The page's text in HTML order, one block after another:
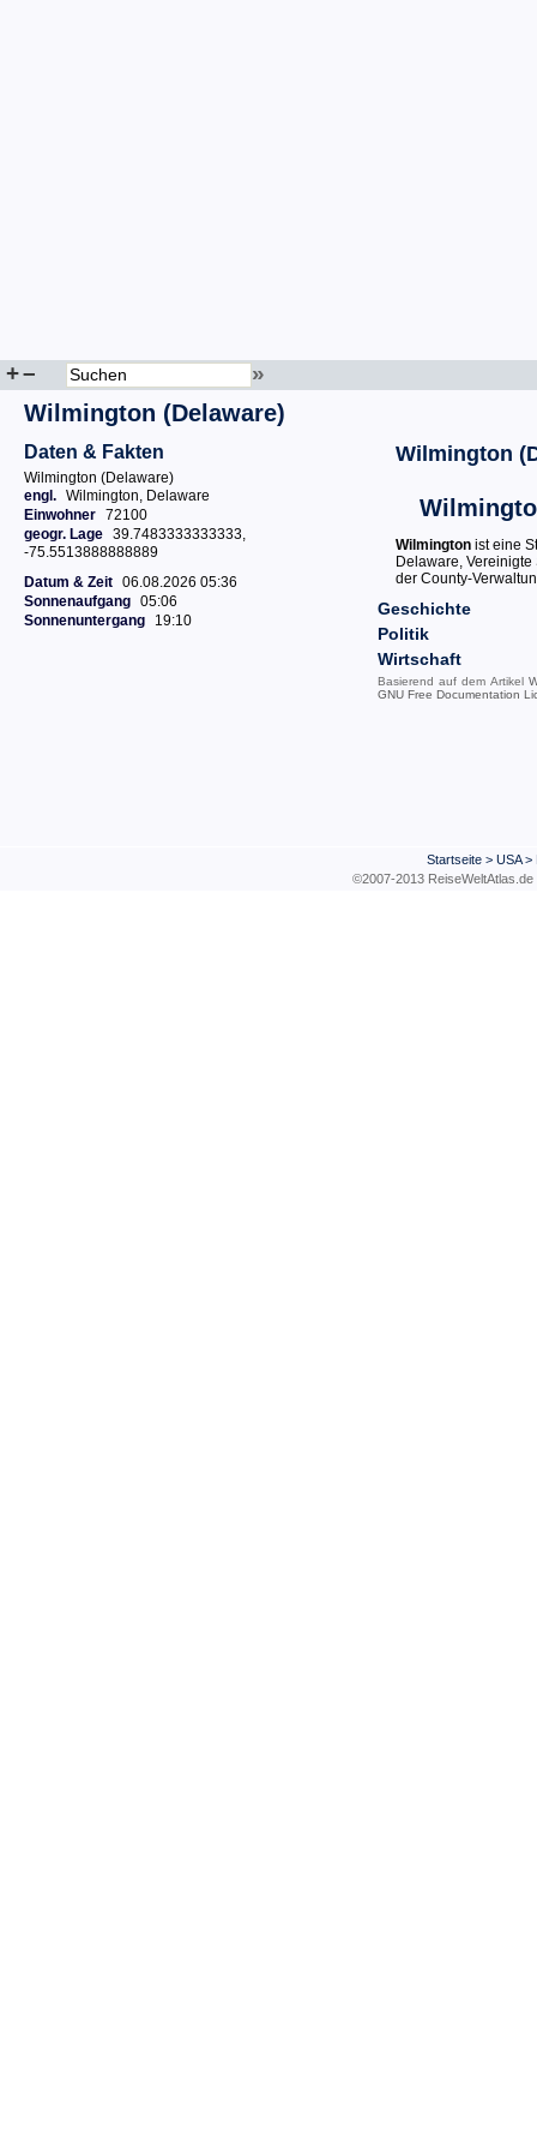
+– »
Wilmington (Delaware)
Daten & Fakten
Wilmington (Delaware)
engl. Wilmington, Delaware
Einwohner 72100
geogr. Lage 39.7483333333333,
-75.5513888888889
Datum & Zeit 06.08.2026 05:36
Sonnenaufgang 05:06
Sonnenuntergang
19:10
Wilmington
Wilmington ist eine
Delaware,
der County-
Geschichte
Politik
Wirtschaft
Basierend auf dem Artikel
GNU Free Documentation
Startseite> USA>
©2007-2013